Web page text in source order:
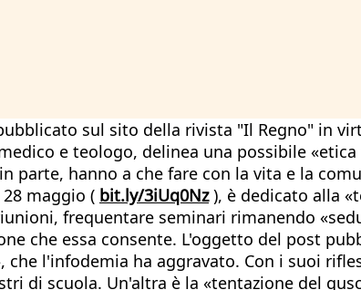
sul sito della rivista "Il Regno" in
e teologo, delinea una possibile
hanno a che fare con la vita e la
maggio ( bit.ly/3iUq0Nz), è dedicato alla
frequentare seminari rimanendo
che essa consente. L'oggetto del post
l'infodemia ha aggravato. Con i suoi
di scuola. Un'altra è la «tentazione del